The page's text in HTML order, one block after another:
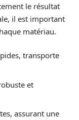
le résultat
il est important
matériau.
transporte
et
assurant une